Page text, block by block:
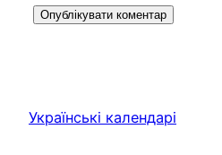
Українські календарі